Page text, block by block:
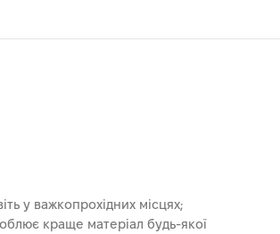
у важкопрохідних місцях;
краще матеріал будь-якої